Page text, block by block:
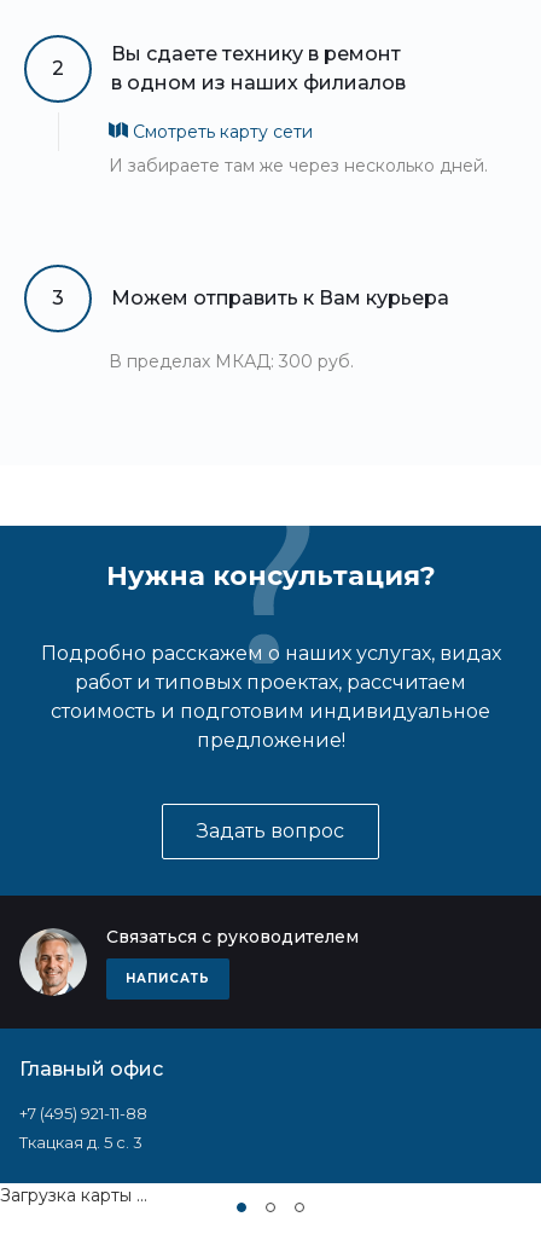
2
Вы сдаете технику в ремонт
в одном из наших филиалов
Смотреть карту сети
И забираете там же через несколько дней.
3 Можем отправить к Вам курьера
В пределах МКАД: 300 руб.
Нужна консультация?
Подробно расскажем о наших услугах, видах
работ и типовых проектах, рассчитаем
стоимость и подготовим индивидуальное
предложение!
Задать вопрос
Связаться с руководителем
НАПИСАТЬ
Главный офис
+7 (495) 921-11-88
Ткацкая д. 5 с. 3
Загрузка карты ...